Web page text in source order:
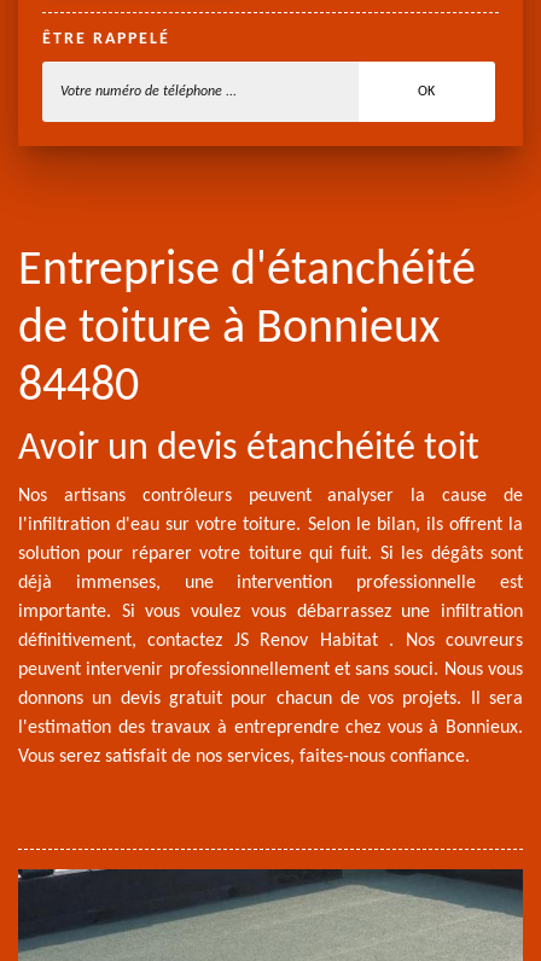
ÊTRE RAPPELÉ
Entreprise d'étanchéité
de toiture à Bonnieux
84480
Avoir un devis étanchéité toit
Nos artisans contrôleurs peuvent analyser la cause de
l'infiltration d'eau sur votre toiture. Selon le bilan, ils offrent la
solution pour réparer votre toiture qui fuit. Si les dégâts sont
déjà immenses, une intervention professionnelle est
importante. Si vous voulez vous débarrassez une infiltration
définitivement, contactez JS Renov Habitat . Nos couvreurs
peuvent intervenir professionnellement et sans souci. Nous vous
donnons un devis gratuit pour chacun de vos projets. Il sera
l'estimation des travaux à entreprendre chez vous à Bonnieux.
Vous serez satisfait de nos services, faites-nous confiance.